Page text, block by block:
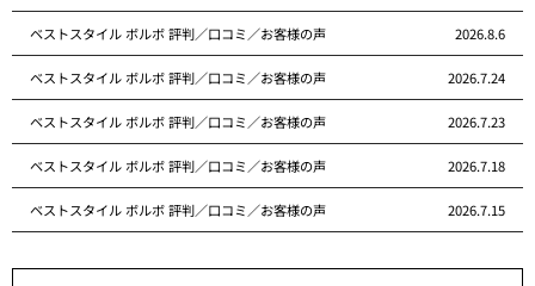
ベストスタイル ボルボ 評判／口コミ／お客様の声 2026.8.6
ベストスタイル ボルボ 評判／口コミ／お客様の声 2026.7.24
ベストスタイル ボルボ 評判／口コミ／お客様の声 2026.7.23
ベストスタイル ボルボ 評判／口コミ／お客様の声 2026.7.18
ベストスタイル ボルボ 評判／口コミ／お客様の声 2026.7.15